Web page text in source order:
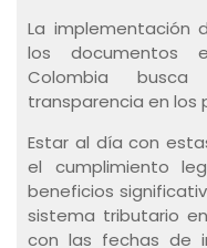
La implementación
los documentos
Colombia
transparencia en los
Estar al día con
el cumplimiento
beneficios
sistema tributario
con las fechas de